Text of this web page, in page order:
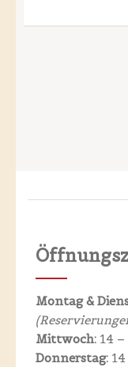
Montag &
Mittwoch: 14
Donnerstag: